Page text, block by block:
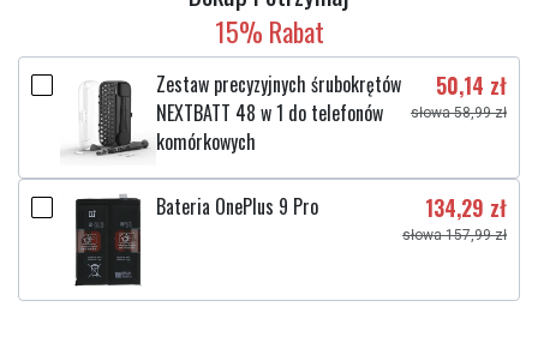
15% Rabat
Zestaw precyzyjnych śrubokrętów
NEXTBATT 48 w 1 do telefonów
komórkowych
50,14 zł
słowa 58,99 zł
Bateria OnePlus 9 Pro 134,29 zł
słowa 157,99 zł